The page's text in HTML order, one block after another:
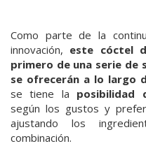
Como parte de la
innovación, este cóctel
primero de una serie de
se ofrecerán a lo largo
se tiene la posibilidad
según los gustos y
ajustando los
combinación.